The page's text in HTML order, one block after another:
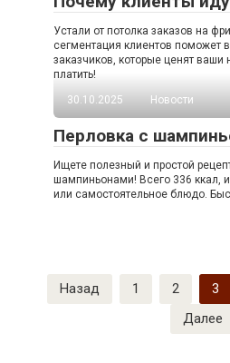
Устали от потолка заказов на
сегментация клиентов поможет
заказчиков, которые ценят ваши
платить!
30.10.2025
Новости
Перловка с
Ищете полезный и простой
шампиньонами! Всего 336 ккал,
или самостоятельное блюдо.
Пагинация
записей
Назад 1 2 3
Далее